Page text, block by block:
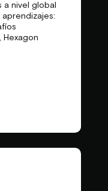
a nivel global
aprendizajes:
Hexagon